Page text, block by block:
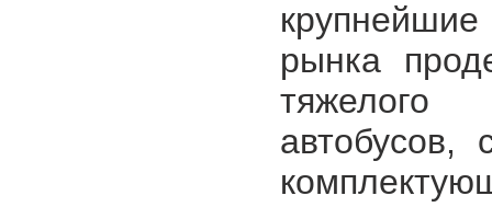
рынка
тяжелого
автобусов,